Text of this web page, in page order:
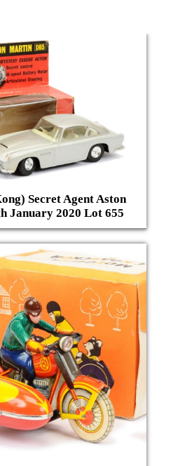
Secret Agent Aston
January 2020 Lot 655